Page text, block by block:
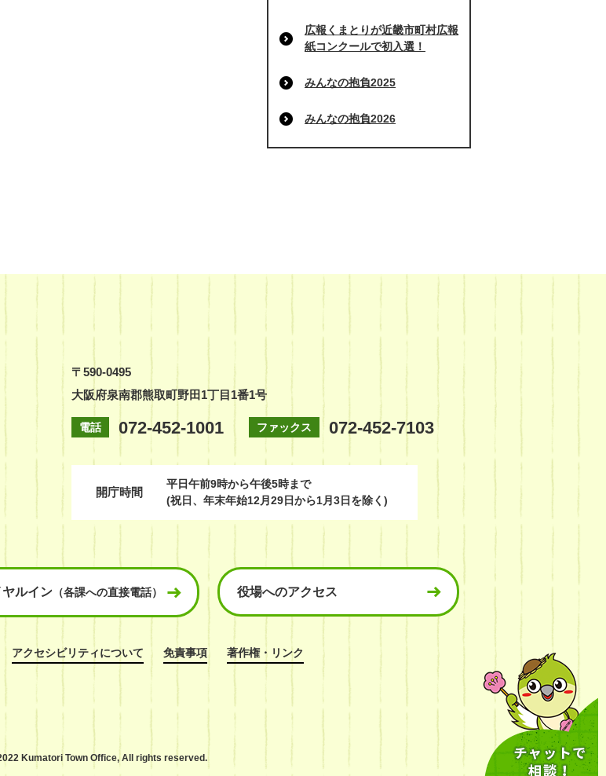
広報くまとりが近畿市町村広報
紙コンクールで初入選！
みんなの抱負2025
みんなの抱負2026
〒590-0495
大阪府泉南郡熊取町野田1丁目1番1号
電話 072-452-1001 ファックス 072-452-7103
開庁時間
平日午前9時から午後5時まで
(祝日、年末年始12月29日から1月3日を除く)
ヤルイン （各課への直接電話） 役場へのアクセス
アクセシビリティについて 免責事項 著作権・リンク
Kumatori Town Office,All rights reserved.